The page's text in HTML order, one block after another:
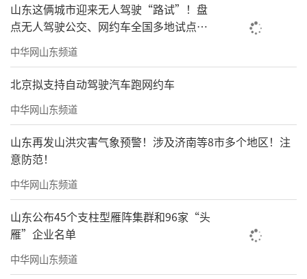
山东这俩城市迎来无人驾驶“路试”！盘
点无人驾驶公交、网约车全国多地试点之
路
中华网山东频道
北京拟支持自动驾驶汽车跑网约车
中华网山东频道
山东再发山洪灾害气象预警！涉及济南等8市多个地区！注
意防范！
中华网山东频道
山东公布45个支柱型雁阵集群和96家“头
雁”企业名单
中华网山东频道